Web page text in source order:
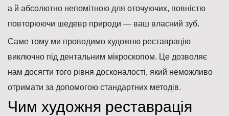
а й абсолютно непомітною для оточуючих, повністю
повторюючи шедевр природи — ваш власний зуб.
Саме тому ми проводимо художню реставрацію
виключно під дентальним мікроскопом. Це дозволяє
нам досягти того рівня досконалості, який неможливо
отримати за допомогою стандартних методів.
Чим художня реставрація